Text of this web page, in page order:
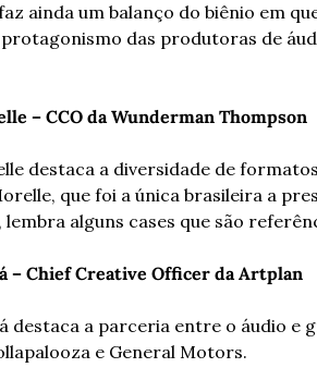
ainda um balanço do biênio em
das produtoras de
– CCO da Wunderman Thompson
destaca a diversidade de
que foi a única brasileira a
lembra alguns cases que são
– Chief Creative Officer da Artplan
destaca a parceria entre o áudio e
e General Motors.